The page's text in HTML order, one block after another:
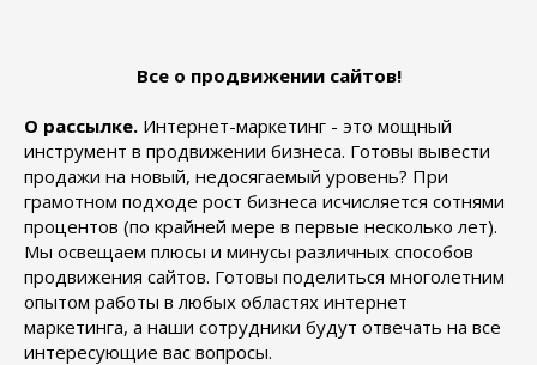
Все о продвижении сайтов!
О рассылке. Интернет-маркетинг - это мощный
инструмент в продвижении бизнеса. Готовы вывести
продажи на новый, недосягаемый уровень? При
грамотном подходе рост бизнеса исчисляется сотнями
процентов (по крайней мере в первые несколько лет).
Мы освещаем плюсы и минусы различных способов
продвижения сайтов. Готовы поделиться многолетним
опытом работы в любых областях интернет
маркетинга, а наши сотрудники будут отвечать на все
интересующие вас вопросы.